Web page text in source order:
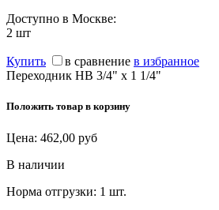
Доступно в Москве:
2 шт
Купить в сравнение в избранное
Переходник НВ 3/4" x 1 1/4"
Положить товар в корзину
Цена: 462,00 руб
В наличии
Норма отгрузки: 1 шт.